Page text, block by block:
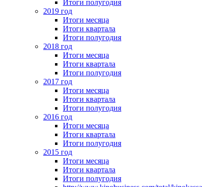
Итоги полугодия
2019 год
Итоги месяца
Итоги квартала
Итоги полугодия
2018 год
Итоги месяца
Итоги квартала
Итоги полугодия
2017 год
Итоги месяца
Итоги квартала
Итоги полугодия
2016 год
Итоги месяца
Итоги квартала
Итоги полугодия
2015 год
Итоги месяца
Итоги квартала
Итоги полугодия